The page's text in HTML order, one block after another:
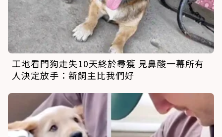
工地看門狗走失10天終於尋獲 見鼻酸一幕所有
人決定放手：新飼主比我們好